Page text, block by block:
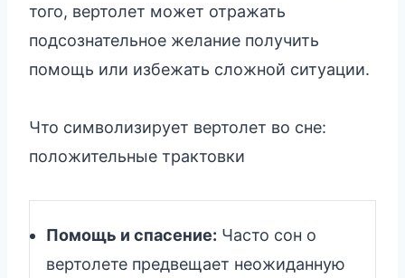
того, вертолет может отражать
подсознательное желание получить
помощь или избежать сложной ситуации.
Что символизирует вертолет во сне:
положительные трактовки
Помощь и спасение: Часто сон о
вертолете предвещает неожиданную